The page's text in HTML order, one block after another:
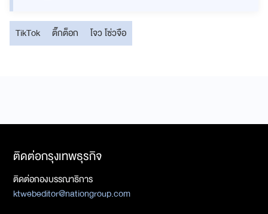
TikTok ติ๊กต็อก โจว โซ่วจือ
ติดต่อกรุงเทพธุรกิจ
ติดต่อกองบรรณาธิการ
ktwebeditor@nationgroup.com